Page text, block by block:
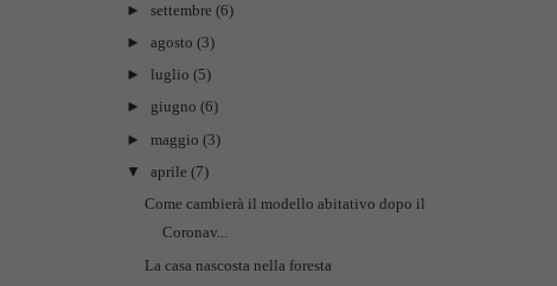
► settembre (6)
► agosto (3)
► luglio (5)
► giugno (6)
► maggio (3)
▼
aprile (7)
Come cambierà il modello abitativo dopo il
Coronav...
La casa nascosta nella foresta